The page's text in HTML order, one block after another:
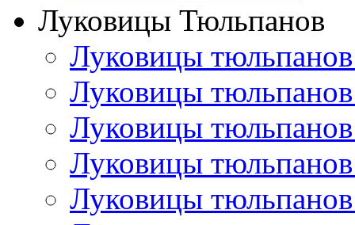
Луковицы Тюльпанов
Луковицы
Луковицы
Луковицы
Луковицы
Луковицы